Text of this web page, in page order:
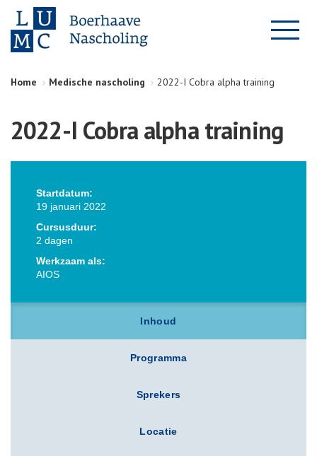
Home Medische nascholing 2022-I Cobra alpha training
2022-I Cobra alpha training
Startdatum:
19 januari 2022
Cursusduur:
2 dagen
Werkzaam als:
AIOS
Inhoud
Programma
Sprekers
Locatie